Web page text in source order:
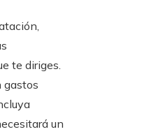
te diriges.
gastos
un